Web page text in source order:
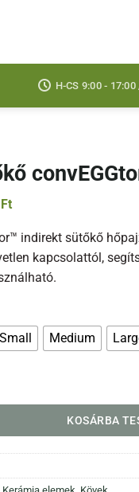
H-CS 9:00 -
FtÁrtartomány:
-
112.400 Ft
indirekt sütőkő
kapcsolattól,
Small Medium
mennyiség
KOSÁRBA